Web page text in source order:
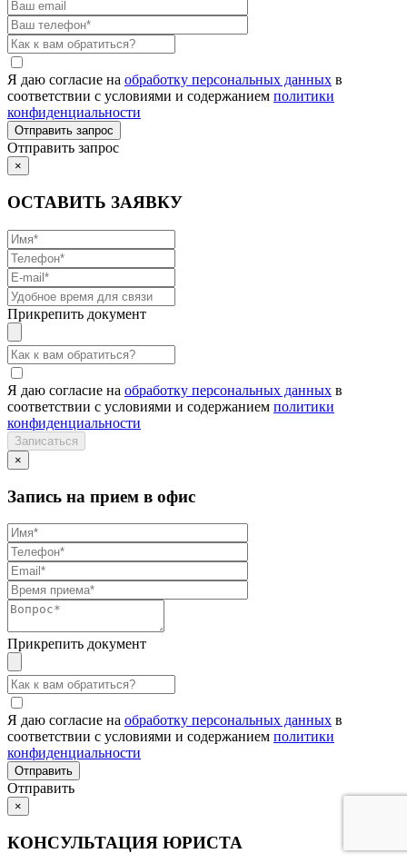
Я даю согласие на обработку персональных данных в
соответствии с условиями и содержанием политики
конфиденциальности
Отправить запрос
×
ОСТАВИТЬ ЗАЯВКУ
Прикрепить документ
Я даю согласие на обработку персональных данных в
соответствии с условиями и содержанием политики
конфиденциальности
×
Запись на прием в офис
Прикрепить документ
Я даю согласие на обработку персональных данных в
соответствии с условиями и содержанием политики
конфиденциальности
Отправить
×
КОНСУЛЬТАЦИЯ ЮРИСТА